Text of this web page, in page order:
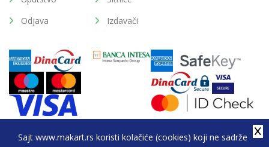
Sajt www.makart.rs koristi kolačiće (cookies) koji ne sadrže
Odjava
Izdavači